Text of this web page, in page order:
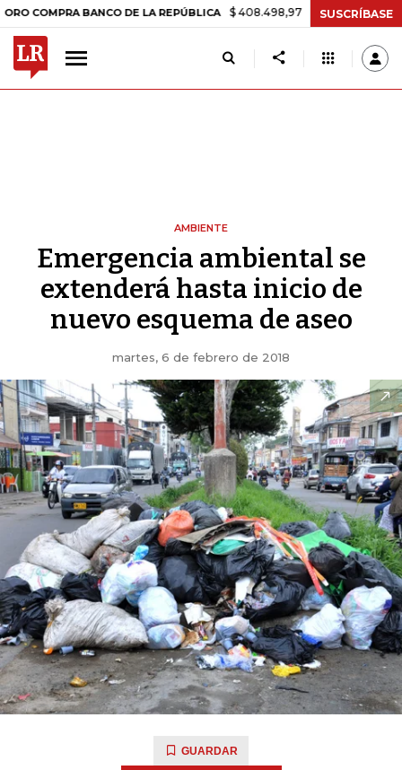
BANCO DE LA REPÚBLICA $ 408.498,97 +$ 8.753,81 +2,19%
SUSCRÍBASE
AMBIENTE
Emergencia ambiental se
extenderá hasta inicio de
nuevo esquema de aseo
martes, 6 de febrero de 2018
GUARDAR